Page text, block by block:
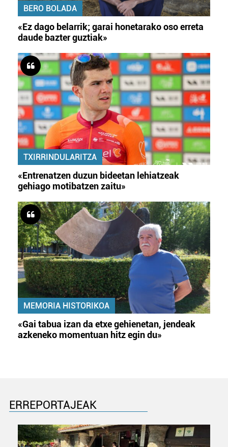
BERO BOLADA
«Ez dago belarrik; garai honetarako oso erreta
daude bazter guztiak»
TXIRRINDULARITZA
«Entrenatzen duzun bideetan lehiatzeak
gehiago motibatzen zaitu»
MEMORIA HISTORIKOA
«Gai tabua izan da etxe gehienetan, jendeak
azkeneko momentuan hitz egin du»
ERREPORTAJEAK